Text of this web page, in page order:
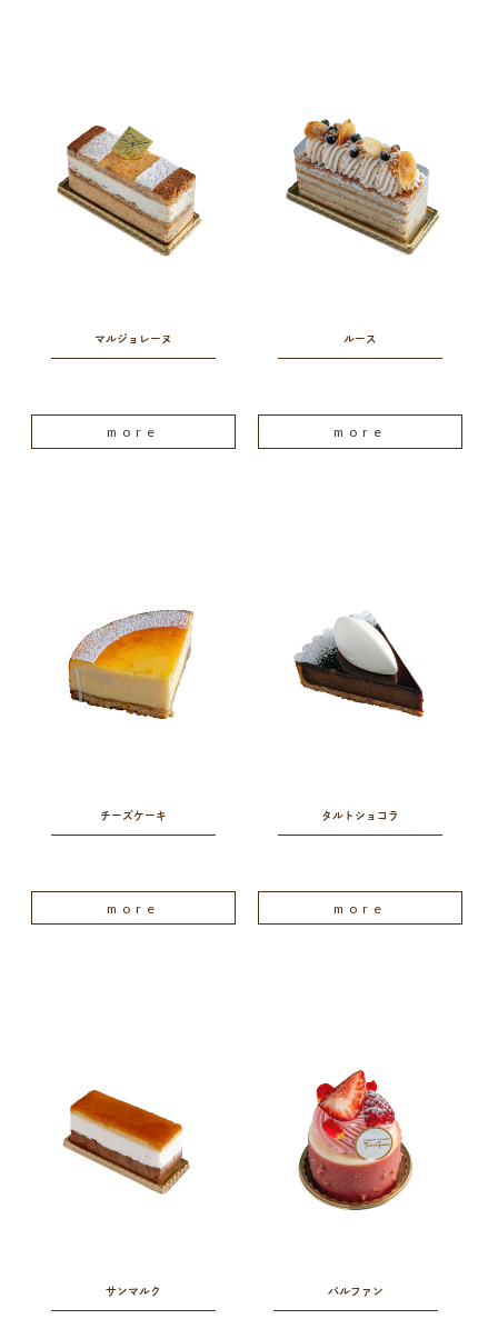
マルジョレーヌ
more
ルース
more
チーズケーキ
more
タルトショコラ
more
サンマルク パルファン